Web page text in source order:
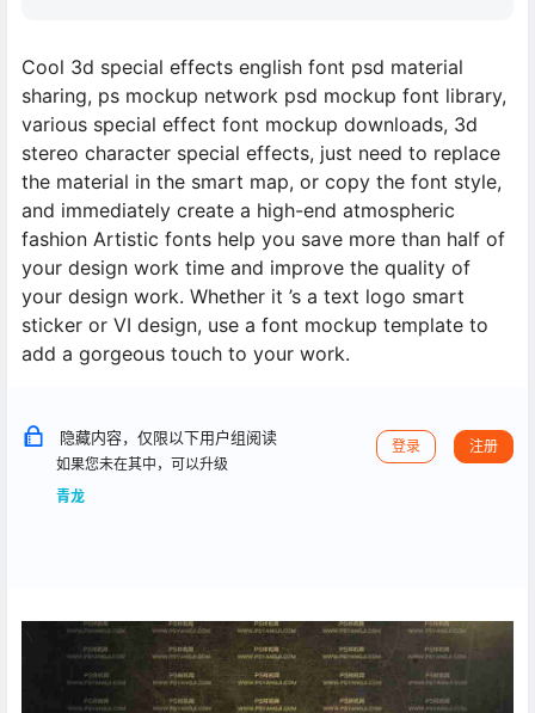
Cool 3d special effects english font psd material
sharing, ps mockup network psd mockup font library,
various special effect font mockup downloads, 3d
stereo character special effects, just need to replace
the material in the smart map, or copy the font style,
and immediately create a high-end atmospheric
fashion Artistic fonts help you save more than half of
your design work time and improve the quality of
your design work. Whether it ’s a text logo smart
sticker or VI design, use a font mockup template to
add a gorgeous touch to your work.
隐藏内容，仅限以下用户组阅读
如果您未在其中，可以升级
青龙
登录 注册